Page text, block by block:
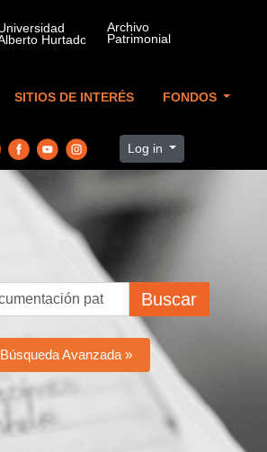
SITIOS DE INTERÉS FONDOS
Log in
Buscar
Búsqueda Avanzada »